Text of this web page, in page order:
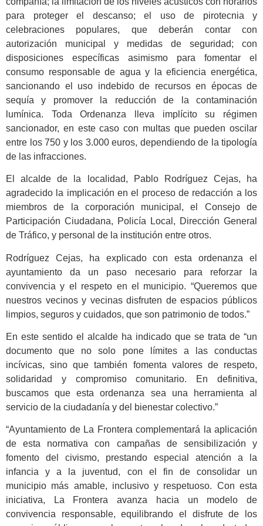
para proteger el descanso; el uso de pirotecnia y
celebraciones populares, que deberán contar con
autorización municipal y medidas de seguridad; con
disposiciones específicas asimismo para fomentar el
consumo responsable de agua y la eficiencia energética,
sancionando el uso indebido de recursos en épocas de
sequía y promover la reducción de la contaminación
lumínica. Toda Ordenanza lleva implícito su régimen
sancionador, en este caso con multas que pueden oscilar
entre los 750 y los 3.000 euros, dependiendo de la tipología
de las infracciones.
El alcalde de la localidad, Pablo Rodríguez Cejas, ha
agradecido la implicación en el proceso de redacción a los
miembros de la corporación municipal, el Consejo de
Participación Ciudadana, Policía Local, Dirección General
de Tráfico, y personal de la institución entre otros.
Rodríguez Cejas, ha explicado con esta ordenanza el
ayuntamiento da un paso necesario para reforzar la
convivencia y el respeto en el municipio. “Queremos que
nuestros vecinos y vecinas disfruten de espacios públicos
limpios, seguros y cuidados, que son patrimonio de todos.”
En este sentido el alcalde ha indicado que se trata de “un
documento que no solo pone límites a las conductas
incívicas, sino que también fomenta valores de respeto,
solidaridad y compromiso comunitario. En definitiva,
buscamos que esta ordenanza sea una herramienta al
servicio de la ciudadanía y del bienestar colectivo.”
“Ayuntamiento de La Frontera complementará la aplicación
de esta normativa con campañas de sensibilización y
fomento del civismo, prestando especial atención a la
infancia y a la juventud, con el fin de consolidar un
municipio más amable, inclusivo y respetuoso. Con esta
iniciativa, La Frontera avanza hacia un modelo de
convivencia responsable, equilibrando el disfrute de los